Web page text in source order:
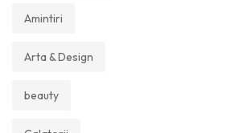
Amintiri
Arta & Design
beauty